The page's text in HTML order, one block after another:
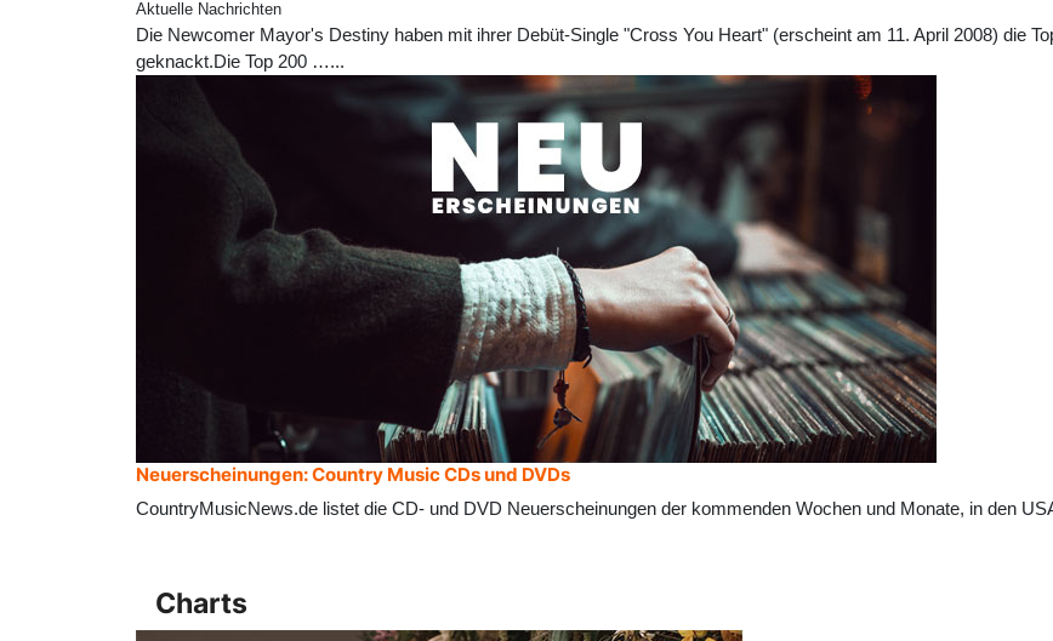
Aktuelle Nachrichten
Die Newcomer Mayor's Destiny haben mit ihrer Debüt-Single "Cross You Heart" (erscheint am 11. April 2008) die
geknackt.Die Top 200 …...
Neuerscheinungen: Country Music CDs und DVDs
CountryMusicNews.de listet die CD- und DVD Neuerscheinungen der kommenden Wochen und Monate, in den
Charts